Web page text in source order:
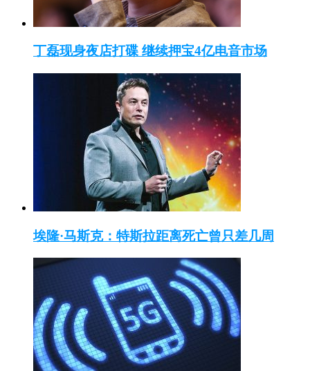
丁磊现身夜店打碟 继续押宝4亿电音市场
埃隆·马斯克：特斯拉距离死亡曾只差几周